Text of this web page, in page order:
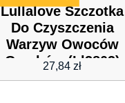
Lullalove Szczotka
Do Czyszczenia
Warzyw Owoców
Grzybów (Ll3803)
27,84zł